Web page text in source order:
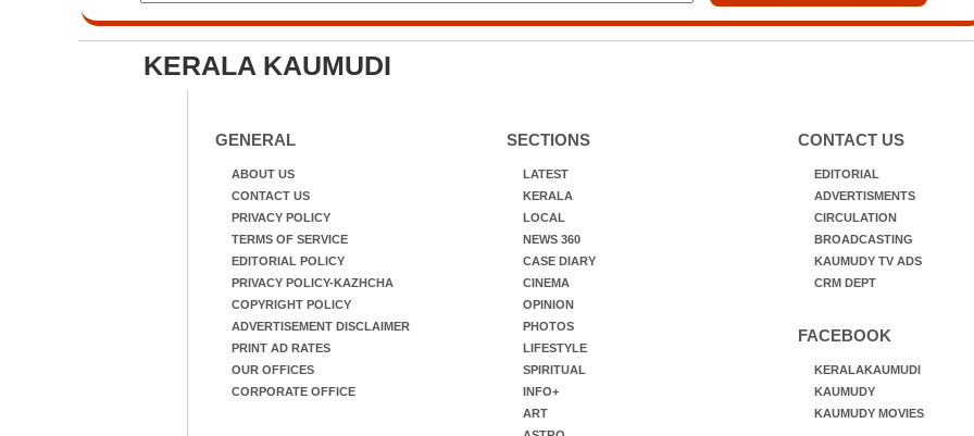
KERALA KAUMUDI
GENERAL
ABOUT US
CONTACT US
PRIVACY POLICY
TERMS OF SERVICE
EDITORIAL POLICY
PRIVACY POLICY-KAZHCHA
COPYRIGHT POLICY
ADVERTISEMENT DISCLAIMER
PRINT AD RATES
OUR OFFICES
CORPORATE OFFICE
SECTIONS
LATEST
KERALA
LOCAL
NEWS 360
CASE DIARY
CINEMA
OPINION
PHOTOS
LIFESTYLE
SPIRITUAL
INFO+
ART
CONTACT US
EDITORIAL
ADVERTISMENTS
CIRCULATION
BROADCASTING
KAUMUDY TV ADS
CRM DEPT
FACEBOOK
KERALAKAUMUDI
KAUMUDY
KAUMUDY MOVIES